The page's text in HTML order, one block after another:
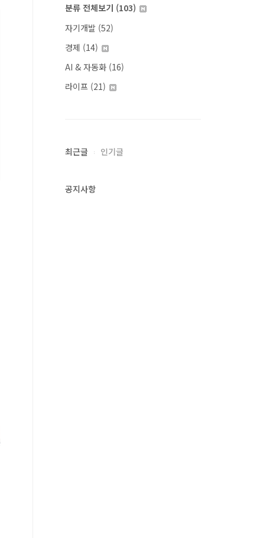
분류 전체보기 (103)
자기개발 (52)
경제 (14)
AI & 자동화 (16)
라이프 (21)
최근글 인기글
공지사항